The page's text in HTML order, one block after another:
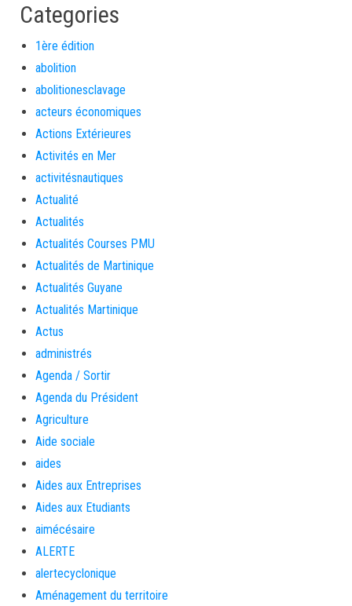
Categories
1ère édition
abolition
abolitionesclavage
acteurs économiques
Actions Extérieures
Activités en Mer
activitésnautiques
Actualité
Actualités
Actualités Courses PMU
Actualités de Martinique
Actualités Guyane
Actualités Martinique
Actus
administrés
Agenda / Sortir
Agenda du Président
Agriculture
Aide sociale
aides
Aides aux Entreprises
Aides aux Etudiants
aimécésaire
ALERTE
alertecyclonique
Aménagement du territoire